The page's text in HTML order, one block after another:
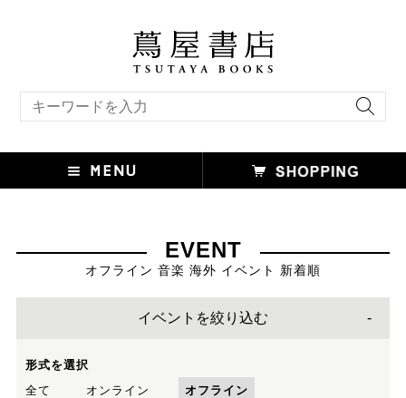
EVENT
オフライン 音楽 海外 イベント 新着順
イベントを絞り込む
形式を選択
全て
オンライン オフライン